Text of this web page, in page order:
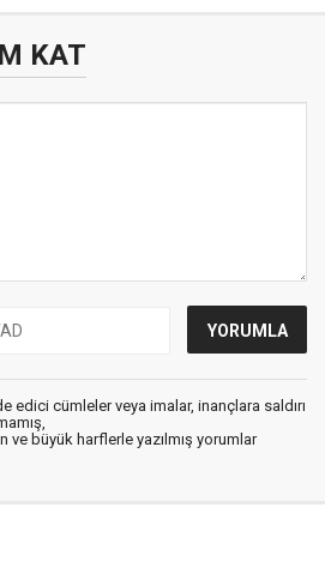
KAT
edici cümleler veya imalar, inançlara saldırı
ve büyük harflerle yazılmış yorumlar